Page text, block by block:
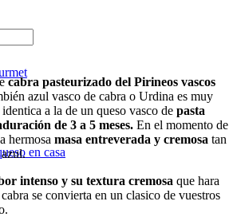
en casa
cabra pasteurizado del Pirineos vascos
azul vasco de cabra o Urdina es muy
a la de un queso vasco de pasta
de 3 a 5 meses. En el momento de
hermosa masa entreverada y cremosa tan
intenso y su textura cremosa que hara
se convierta en un clasico de vuestros